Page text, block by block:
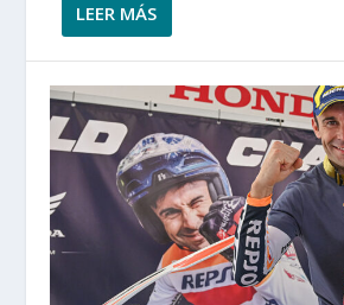
LEER MÁS